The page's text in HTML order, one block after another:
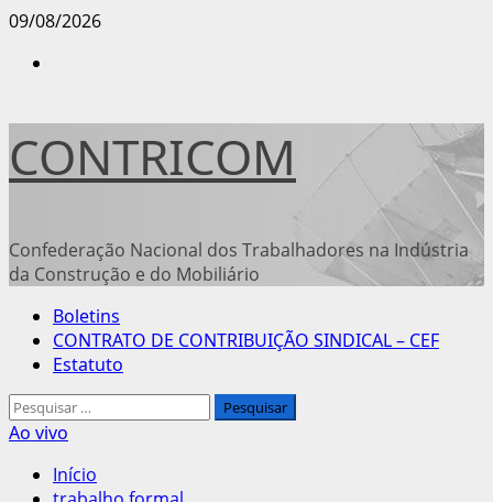
Avançar
09/08/2026
CONTRICOM
Confederação Nacional dos Trabalhadores na Indústria
da Construção e do Mobiliário
Menu
principal
Boletins
CONTRATO DE CONTRIBUIÇÃO SINDICAL – CEF
Estatuto
Pesquisar
por:
Ao vivo
Início